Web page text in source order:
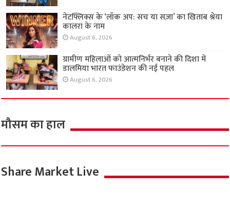
नेटफ्लिक्स के ‘लॉक अप: सच या सज़ा’ का खिताब श्रेया
कालरा के नाम
August 6, 2026
ग्रामीण महिलाओं को आत्मनिर्भर बनाने की दिशा में
डालमिया भारत फाउंडेशन की नई पहल
August 6, 2026
मौसम का हाल
Share Market Live